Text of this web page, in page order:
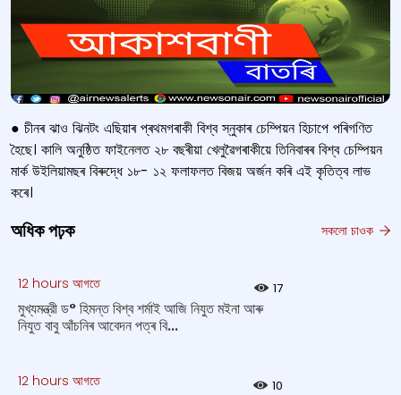
● চীনৰ ঝাও ঝিনটং এছিয়াৰ প্ৰথমগৰাকী বিশ্ব স্নুকাৰ চেম্পিয়ন হিচাপে পৰিগণিত
হৈছে। কালি অনুষ্ঠিত ফাইনেলত ২৮ বছৰীয়া খেলুৱৈগৰাকীয়ে তিনিবাৰৰ বিশ্ব চেম্পিয়ন
মার্ক উইলিয়ামছৰ বিৰুদ্ধে ১৮- ১২ ফলাফলত বিজয় অর্জন কৰি এই কৃতিত্ব লাভ
কৰে।
অধিক পঢ়ক সকলো চাওক
12 hours আগতে 17
মুখ্যমন্ত্রী ড° হিমন্ত বিশ্ব শর্মাই আজি নিযুত ম‍ইনা আৰু
নিযুত বাবু আঁচনিৰ আবেদন পত্ৰ বি...
12 hours আগতে 10